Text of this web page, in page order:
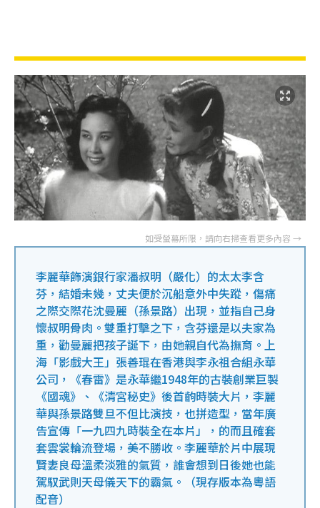
李麗華飾演銀行家潘叔明（嚴化）的太太李含
芬，結婚未幾，丈夫便於沉船意外中失蹤，傷痛
之際交際花沈曼麗（孫景路）出現，並指自己身
懷叔明骨肉。雙重打擊之下，含芬還是以夫家為
重，勸曼麗把孩子誕下，由她親自代為撫育。上
海「影戲大王」張善琨在香港與李永祖合組永華
公司，《春雷》是永華繼1948年的古裝創業巨製
《國魂》、《清宮秘史》後首齣時裝大片，李麗
華與孫景路雙旦不但比演技，也拼造型，當年廣
告宣傳「一九四九時裝全在本片」，的而且確套
套雲裳輪流登場，美不勝收。李麗華於片中展現
賢妻良母溫柔淡雅的氣質，誰會想到日後她也能
駕馭武則天母儀天下的霸氣。（現存版本為粵語
配音）